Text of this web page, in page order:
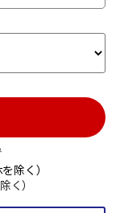
除く）
）